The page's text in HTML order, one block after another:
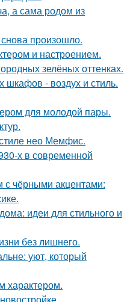
а сама родом из
произошло.
и настроением.
зелёных оттенках.
шкафов - воздух и стиль.
для молодой пары.
нео Мемфис.
х в современной
чёрными акцентами:
идеи для стильного и
без лишнего.
уют, который
характером.